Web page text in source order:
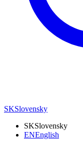
SKSlovensky
SKSlovensky
ENEnglish